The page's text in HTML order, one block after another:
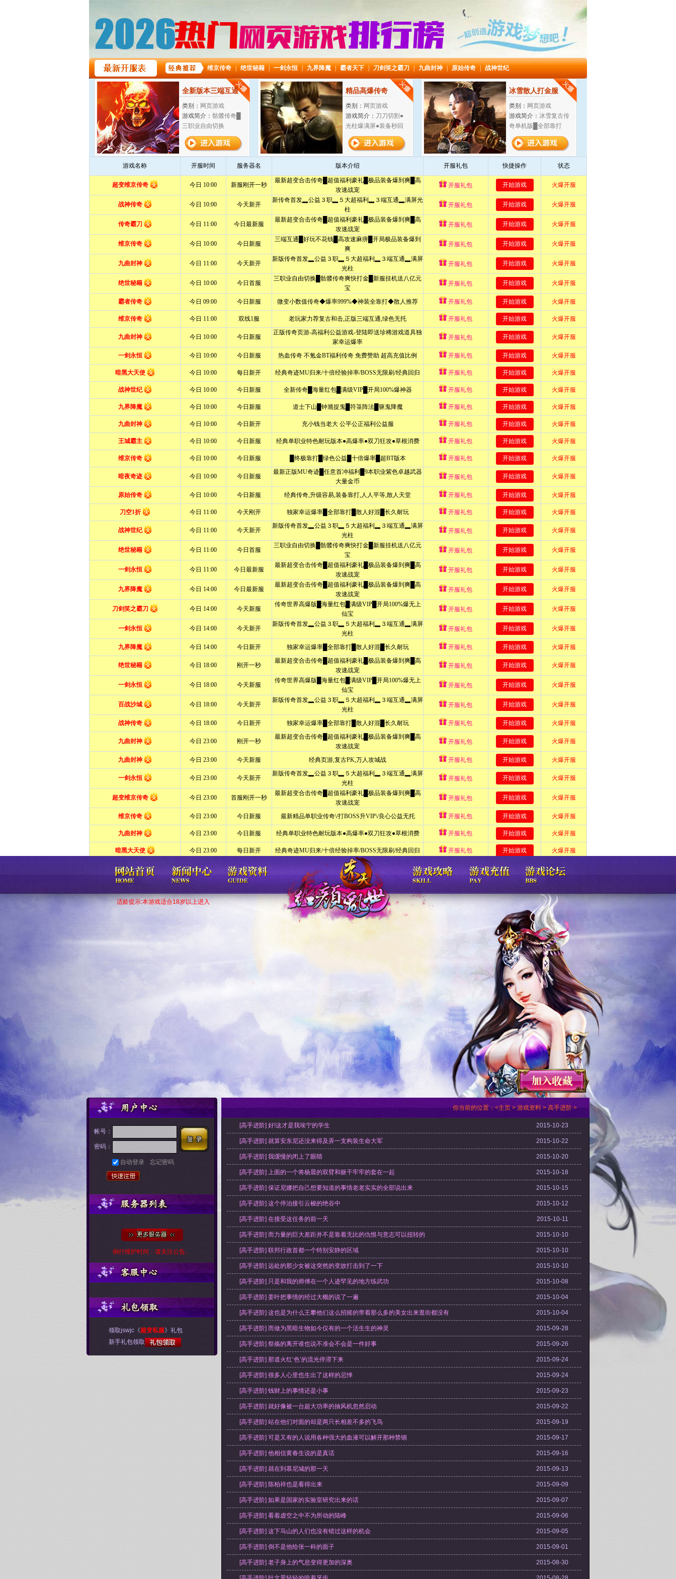
适龄提示:本游戏适合18岁以上进入
你当前的位置：<主页>游戏资料>高手进阶>
2015-10-23
[高手进阶] 好!这才是我埃宁的学生
2015-10-22
[高手进阶] 就算安东尼还没来得及弄一支构装生命大军
2015-10-20
[高手进阶] 我缓慢的闭上了眼睛
2015-10-18
[高手进阶] 上面的一个将杨晨的双臂和躯干牢牢的套在一起
2015-10-15
[高手进阶] 保证尼娜把自己想要知道的事情老老实实的全部说出来
2015-10-12
[高手进阶] 这个停泊接引云梭的绝谷中
2015-10-11
[高手进阶] 在接受这任务的前一天
2015-10-10
[高手进阶] 而力量的巨大差距并不是靠着无比的仇恨与意志可以扭转的
2015-10-10
[高手进阶] 联邦行政首都一个特别安静的区域
2015-10-10
[高手进阶] 远处的那少女被这突然的变故打击到了一下
2015-10-08
[高手进阶] 只是和我的师傅在一个人迹罕见的地方练武功
2015-10-04
[高手进阶] 姜叶把事情的经过大概的说了一遍
2015-10-04
[高手进阶] 这也是为什么王攀他们这么招摇的带着那么多的美女出来逛街都没有
2015-09-28
[高手进阶] 而做为黑暗生物如今仅有的一个活生生的神灵
2015-09-26
[高手进阶] 祭殇的离开谁也说不准会不会是一件好事
2015-09-24
[高手进阶] 那道火红‘色’的流光停滞下来
2015-09-24
[高手进阶] 很多人心里也生出了这样的忌惮
2015-09-23
[高手进阶] 钱财上的事情还是小事
2015-09-22
[高手进阶] 就好像被一台超大功率的抽风机忽然启动
2015-09-19
[高手进阶] 站在他们对面的却是两只长相差不多的飞鸟
2015-09-17
[高手进阶] 可是又有的人说用各种强大的血液可以解开那种禁锢
2015-09-16
[高手进阶] 他相信黄春生说的是真话
2015-09-13
[高手进阶] 就在到慕尼城的那一天
2015-09-09
[高手进阶] 陈柏祥也是看得出来
2015-09-07
[高手进阶] 如果是国家的实验室研究出来的话
2015-09-06
[高手进阶] 看着虚空之中不为所动的陆峰
2015-09-05
[高手进阶] 这下马山的人们也沒有错过这样的机会
2015-09-01
[高手进阶] 倒不是他给张一科的面子
2015-08-30
[高手进阶] 老子身上的气息变得更加的深奥
帐号：
密码：
自动登录 忘记密码
例行维护时间：请关注公告。
领取jswjc《超变私服》礼包
新手礼包领取